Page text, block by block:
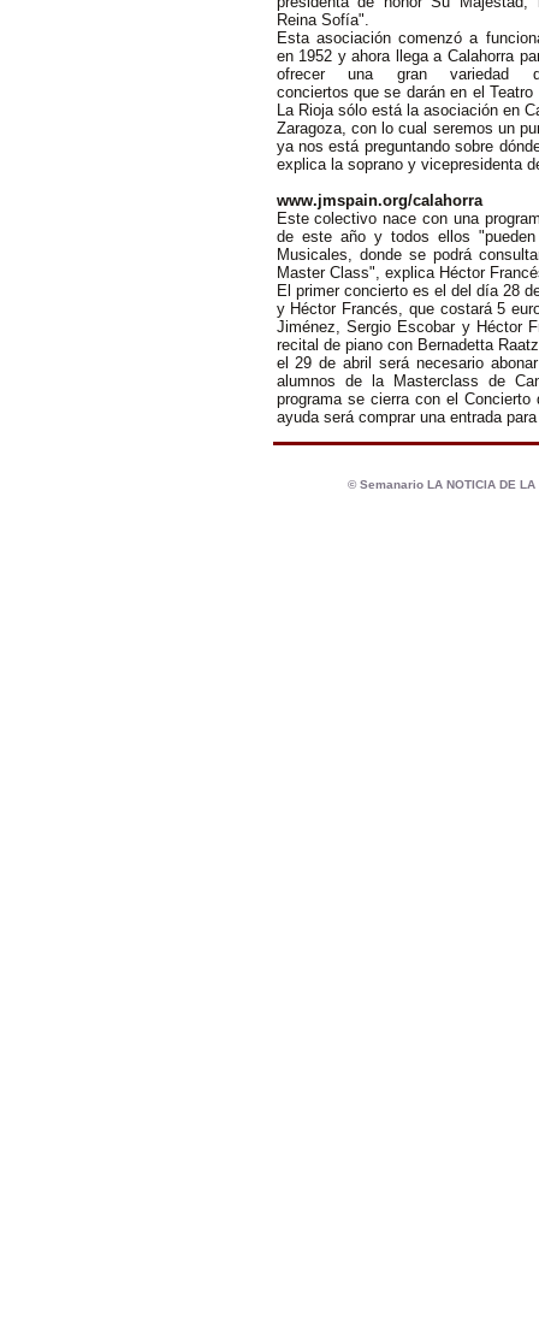
Reina Sofía".
Esta asociación comenzó a
en 1952 y ahora llega a Calahorra
ofrecer una gran variedad
conciertos que se darán en el
La Rioja sólo está la asociación en
Zaragoza, con lo cual seremos un
ya nos está preguntando sobre
explica la soprano y vicepresidenta
www.jmspain.org/calahorra
Este colectivo nace con una
de este año y todos ellos
Musicales, donde se podrá
Master Class", explica Héctor
El primer concierto es el del día 28
y Héctor Francés, que costará 5
Jiménez, Sergio Escobar y Héctor
recital de piano con Bernadetta
el 29 de abril será necesario
alumnos de la Masterclass de
programa se cierra con el
ayuda será comprar una entrada
© Semanario LA NOTICIA DE LA